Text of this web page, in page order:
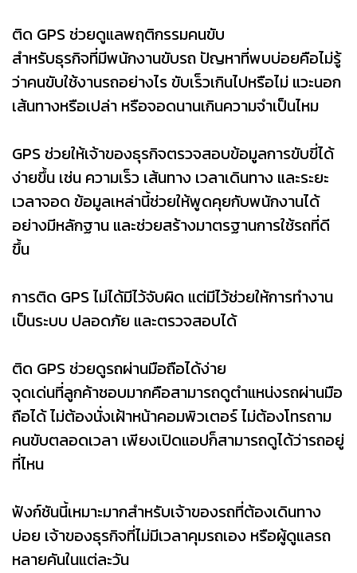
ติด GPS ช่วยดูแลพฤติกรรมคนขับ
สำหรับธุรกิจที่มีพนักงานขับรถ ปัญหาที่พบบ่อยคือไม่รู้
ว่าคนขับใช้งานรถอย่างไร ขับเร็วเกินไปหรือไม่ แวะนอก
เส้นทางหรือเปล่า หรือจอดนานเกินความจำเป็นไหม
GPS ช่วยให้เจ้าของธุรกิจตรวจสอบข้อมูลการขับขี่ได้
ง่ายขึ้น เช่น ความเร็ว เส้นทาง เวลาเดินทาง และระยะ
เวลาจอด ข้อมูลเหล่านี้ช่วยให้พูดคุยกับพนักงานได้
อย่างมีหลักฐาน และช่วยสร้างมาตรฐานการใช้รถที่ดี
ขึ้น
การติด GPS ไม่ได้มีไว้จับผิด แต่มีไว้ช่วยให้การทำงาน
เป็นระบบ ปลอดภัย และตรวจสอบได้
ติด GPS ช่วยดูรถผ่านมือถือได้ง่าย
จุดเด่นที่ลูกค้าชอบมากคือสามารถดูตำแหน่งรถผ่านมือ
ถือได้ ไม่ต้องนั่งเฝ้าหน้าคอมพิวเตอร์ ไม่ต้องโทรถาม
คนขับตลอดเวลา เพียงเปิดแอปก็สามารถดูได้ว่ารถอยู่
ที่ไหน
ฟังก์ชันนี้เหมาะมากสำหรับเจ้าของรถที่ต้องเดินทาง
บ่อย เจ้าของธุรกิจที่ไม่มีเวลาคุมรถเอง หรือผู้ดูแลรถ
หลายคันในแต่ละวัน